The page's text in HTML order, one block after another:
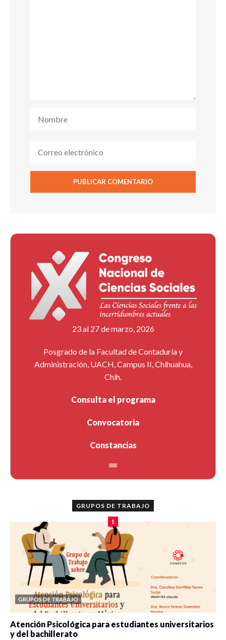
23 al 27 de marzo, 2026
Posgrado de la Facultad de Contaduría y
Administración, UACH, Campus II, Chihuahua,
Chih.
Consulta el programa
Convocatoria
Constancias
GRUPOS DE TRABAJO
1
GRUPOS DE TRABAJO
Atención Psicológica para estudiantes universitarios
y del bachillerato